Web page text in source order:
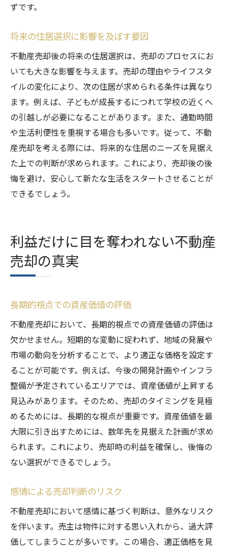
ずです。
将来の住居選択に影響を及ぼす要因
不動産売却後の将来の住居選択は、売却のプロセスにお
いても大きな影響を与えます。売却の理由やライフスタ
イルの変化により、次の住居が求められる条件は異なり
ます。例えば、子どもが成長するにつれて学校の近くへ
の引越しが必要になることがあります。また、通勤時間
や生活利便性を重視する場合も多いです。従って、不動
産売却を考える際には、将来的な住居のニーズを見据え
た上での判断が求められます。これにより、売却後の後
悔を避け、安心して新たな生活をスタートさせることが
できるでしょう。
利益だけに目を奪われない不動産
売却の真実
長期的視点での資産価値の評価
不動産売却において、長期的視点での資産価値の評価は
欠かせません。短期的な変動に捉われず、地域の発展や
市場の動向を分析することで、より適正な価格を設定す
ることが可能です。例えば、今後の開発計画やインフラ
整備が予定されているエリアでは、資産価値が上昇する
見込みがあります。そのため、売却のタイミングを見極
めるためには、長期的な視点が重要です。資産価値を最
大限に引き出すためには、数年先を見据えた計画が求め
られます。これにより、売却時の利益を確保し、後悔の
ない選択ができるでしょう。
感情による売却判断のリスク
不動産売却において感情に基づく判断は、意外なリスク
を伴います。売主は物件に対する思い入れから、過大評
価してしまうことが多いです。この場合、適正価格を見